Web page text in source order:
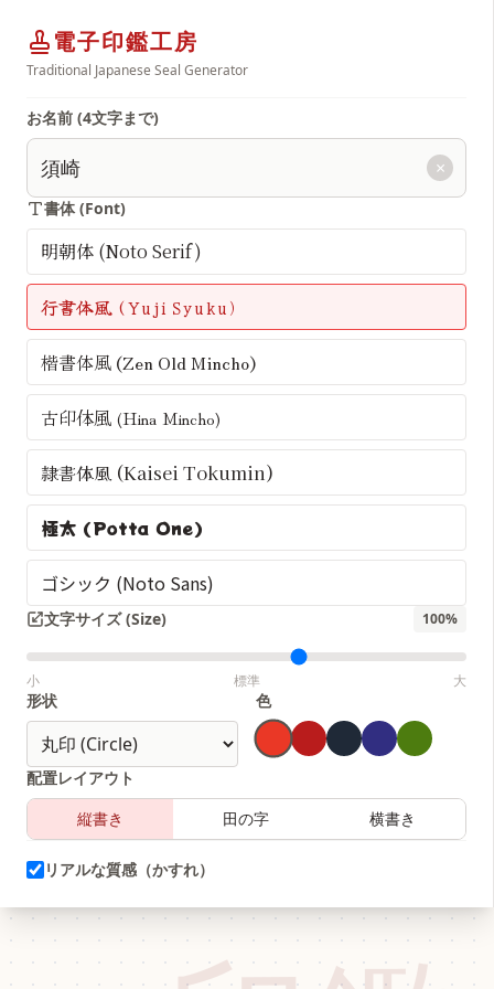
電子印鑑工房
Traditional Japanese Seal Generator
お名前 (4文字まで)
×
書体 (Font)
明朝体 (Noto Serif)
行書体風 (Yuji Syuku)
楷書体風 (Zen Old Mincho)
古印体風 (Hina Mincho)
隷書体風 (Kaisei Tokumin)
極太 (Potta One)
ゴシック (Noto Sans)
文字サイズ (Size) 100%
小 標準 大
形状 色
配置レイアウト
縦書き
田の字 横書き
リアルな質感（かすれ）